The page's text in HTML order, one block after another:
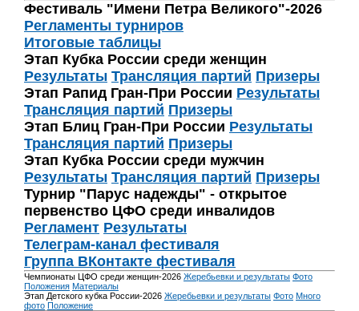
Фестиваль "Имени Петра Великого"-2026
Регламенты турниров
Итоговые таблицы
Этап Кубка России среди женщин
Результаты Трансляция партий Призеры
Этап Рапид Гран-При России Результаты
Трансляция партий Призеры
Этап Блиц Гран-При России Результаты
Трансляция партий Призеры
Этап Кубка России среди мужчин
Результаты Трансляция партий Призеры
Турнир "Парус надежды" - открытое
первенство ЦФО среди инвалидов
Регламент Результаты
Телеграм-канал фестиваля
Группа ВКонтакте фестиваля
Чемпионаты ЦФО среди женщин-2026 Жеребьевки и результаты Фото
Положения Материалы
Этап Детского кубка России-2026 Жеребьевки и результаты Фото Много
фото Положение